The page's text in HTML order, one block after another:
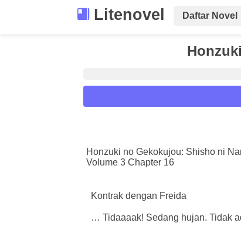
Litenovel Daftar Novel
Font :
Titillium Web
Arial
Honzuki no Gekokujou: Shisho ni
Volume 3 Chapter 16
Kontrak dengan Freida
… Tidaaaak! Sedang hujan. Tidak